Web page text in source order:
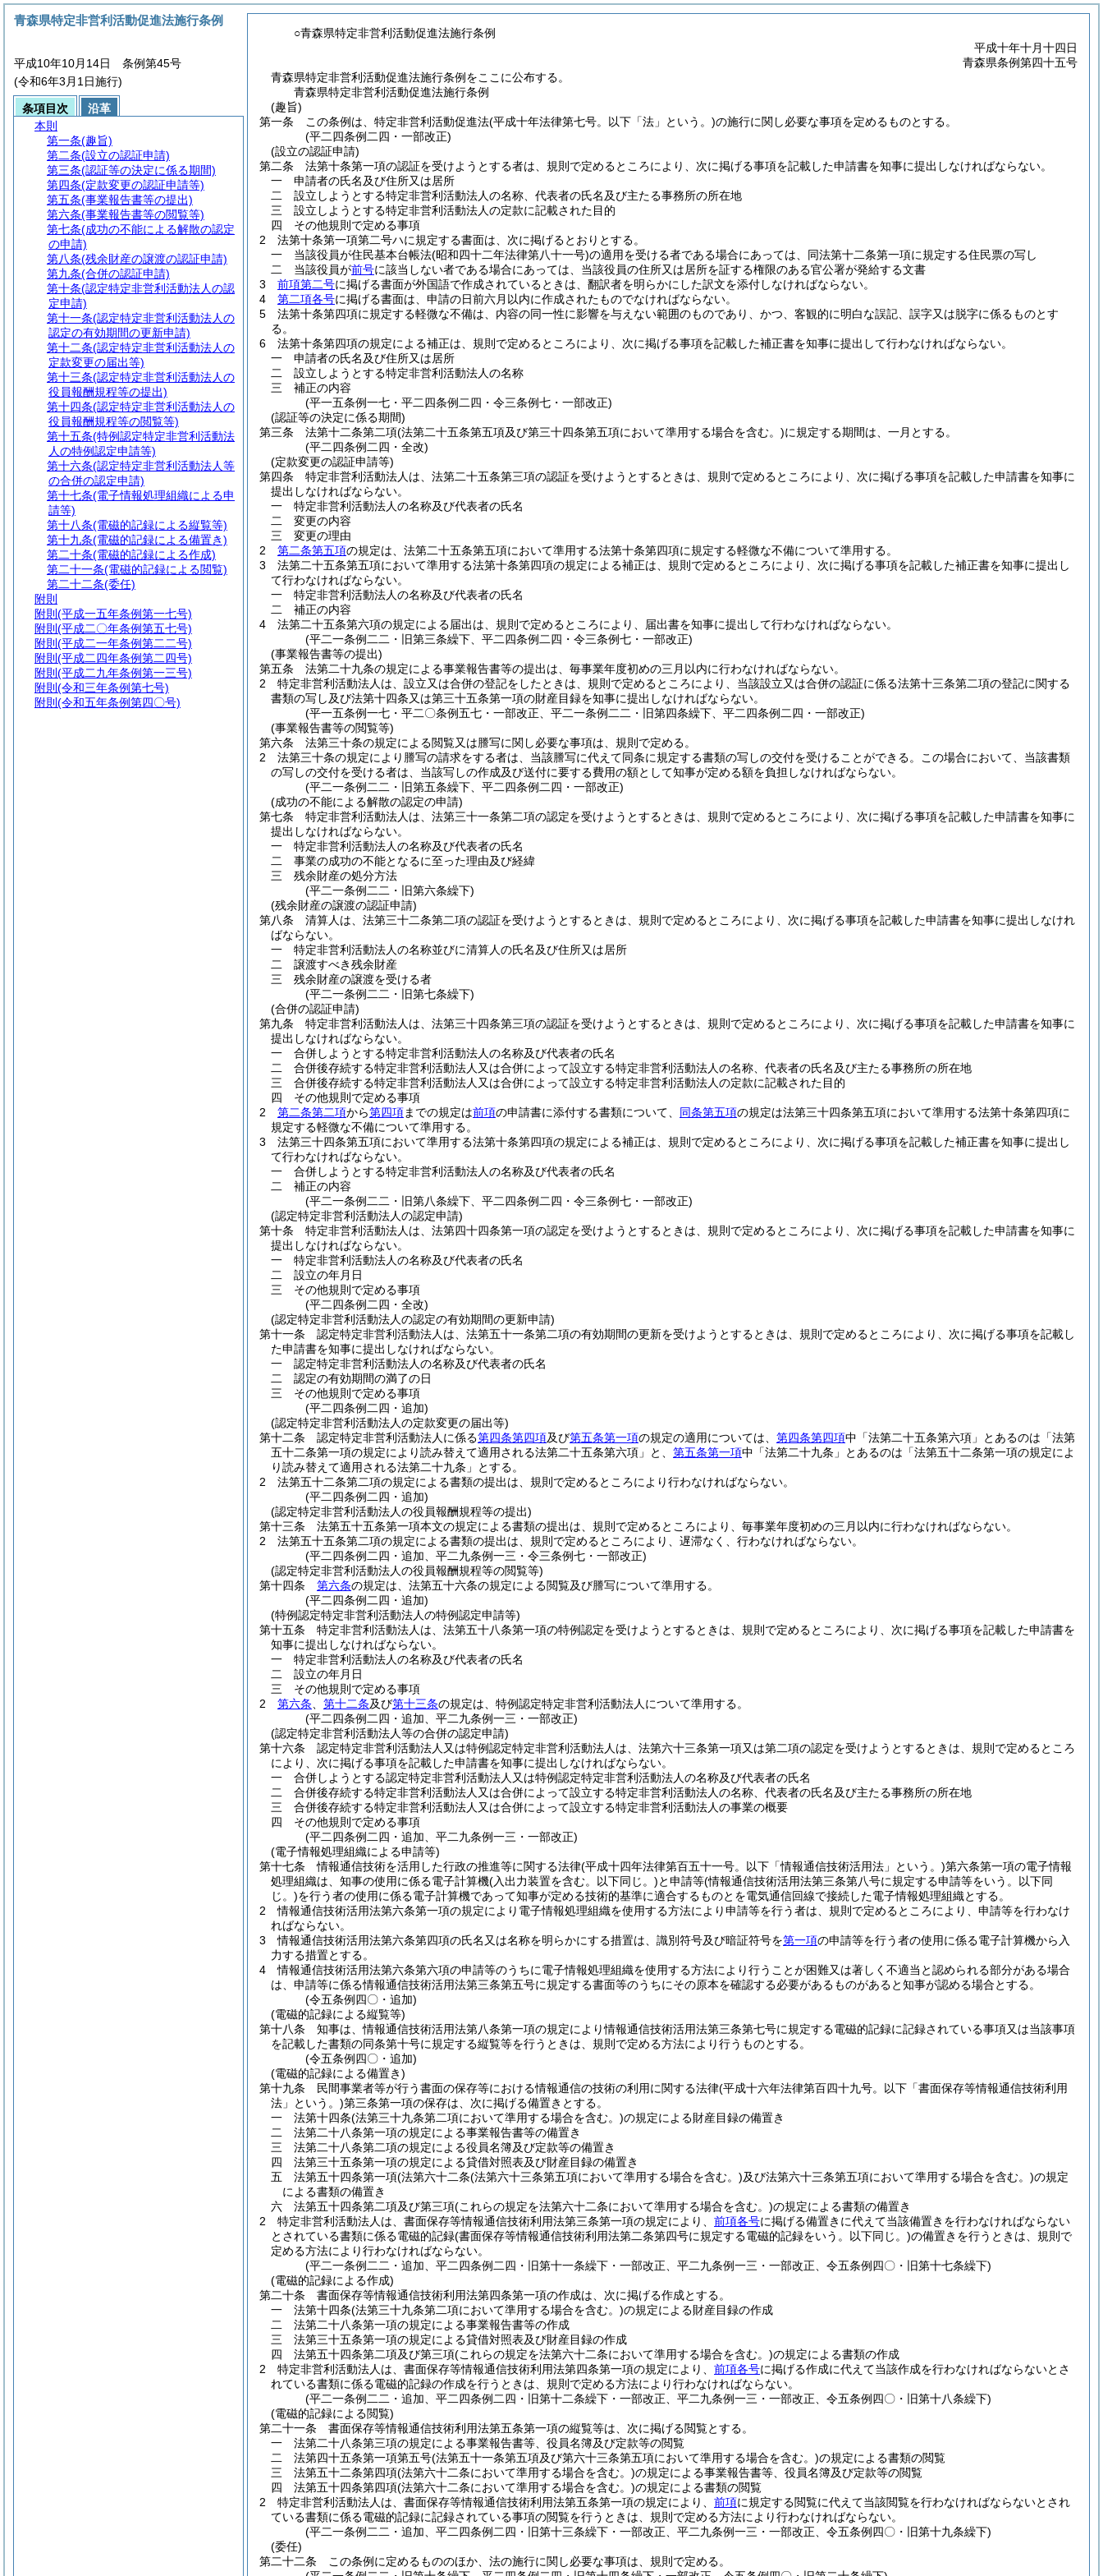
○青森県特定非営利活動促進法施行条例
平成十年十月十四日
青森県条例第四十五号
青森県特定非営利活動促進法施行条例をここに公布する。
青森県特定非営利活動促進法施行条例
(趣旨)
第一条
この条例は、特定非営利活動促進法(平成十年法律第七号。以下「法」という。)の施行に関し必要な事項を定めるものとする。
(平二四条例二四・一部改正)
(設立の認証申請)
第二条
法第十条第一項の認証を受けようとする者は、規則で定めるところにより、次に掲げる事項を記載した申請書を知事に提出しなければならない。
一
申請者の氏名及び住所又は居所
二
設立しようとする特定非営利活動法人の名称、代表者の氏名及び主たる事務所の所在地
三
設立しようとする特定非営利活動法人の定款に記載された目的
四
その他規則で定める事項
2
法第十条第一項第二号ハに規定する書面は、次に掲げるとおりとする。
一
当該役員が住民基本台帳法(昭和四十二年法律第八十一号)の適用を受ける者である場合にあっては、同法第十二条第一項に規定する住民票の写し
二
当該役員が前号に該当しない者である場合にあっては、当該役員の住所又は居所を証する権限のある官公署が発給する文書
3
前項第二号に掲げる書面が外国語で作成されているときは、翻訳者を明らかにした訳文を添付しなければならない。
4
第二項各号に掲げる書面は、申請の日前六月以内に作成されたものでなければならない。
5
法第十条第四項に規定する軽微な不備は、内容の同一性に影響を与えない範囲のものであり、かつ、客観的に明白な誤記、誤字又は脱字に係るものとす
る。
6
法第十条第四項の規定による補正は、規則で定めるところにより、次に掲げる事項を記載した補正書を知事に提出して行わなければならない。
一
申請者の氏名及び住所又は居所
二
設立しようとする特定非営利活動法人の名称
三
補正の内容
(平一五条例一七・平二四条例二四・令三条例七・一部改正)
(認証等の決定に係る期間)
第三条
法第十二条第二項(法第二十五条第五項及び第三十四条第五項において準用する場合を含む。)に規定する期間は、一月とする。
(平二四条例二四・全改)
(定款変更の認証申請等)
第四条
特定非営利活動法人は、法第二十五条第三項の認証を受けようとするときは、規則で定めるところにより、次に掲げる事項を記載した申請書を知事に
提出しなければならない。
一
特定非営利活動法人の名称及び代表者の氏名
二
変更の内容
三
変更の理由
2
第二条第五項の規定は、法第二十五条第五項において準用する法第十条第四項に規定する軽微な不備について準用する。
3
法第二十五条第五項において準用する法第十条第四項の規定による補正は、規則で定めるところにより、次に掲げる事項を記載した補正書を知事に提出し
て行わなければならない。
一
特定非営利活動法人の名称及び代表者の氏名
二
補正の内容
4
法第二十五条第六項の規定による届出は、規則で定めるところにより、届出書を知事に提出して行わなければならない。
(平二一条例二二・旧第三条繰下、平二四条例二四・令三条例七・一部改正)
(事業報告書等の提出)
第五条
法第二十九条の規定による事業報告書等の提出は、毎事業年度初めの三月以内に行わなければならない。
2
特定非営利活動法人は、設立又は合併の登記をしたときは、規則で定めるところにより、当該設立又は合併の認証に係る法第十三条第二項の登記に関する
書類の写し及び法第十四条又は第三十五条第一項の財産目録を知事に提出しなければならない。
(平一五条例一七・平二〇条例五七・一部改正、平二一条例二二・旧第四条繰下、平二四条例二四・一部改正)
(事業報告書等の閲覧等)
第六条
法第三十条の規定による閲覧又は謄写に関し必要な事項は、規則で定める。
2
法第三十条の規定により謄写の請求をする者は、当該謄写に代えて同条に規定する書類の写しの交付を受けることができる。
この場合において、当該書類
の写しの交付を受ける者は、当該写しの作成及び送付に要する費用の額として知事が定める額を負担しなければならない。
(平二一条例二二・旧第五条繰下、平二四条例二四・一部改正)
(成功の不能による解散の認定の申請)
第七条
特定非営利活動法人は、法第三十一条第二項の認定を受けようとするときは、規則で定めるところにより、次に掲げる事項を記載した申請書を知事に
提出しなければならない。
一
特定非営利活動法人の名称及び代表者の氏名
二
事業の成功の不能となるに至った理由及び経緯
三
残余財産の処分方法
(平二一条例二二・旧第六条繰下)
(残余財産の譲渡の認証申請)
第八条
清算人は、法第三十二条第二項の認証を受けようとするときは、規則で定めるところにより、次に掲げる事項を記載した申請書を知事に提出しなけれ
ばならない。
一
特定非営利活動法人の名称並びに清算人の氏名及び住所又は居所
二
譲渡すべき残余財産
三
残余財産の譲渡を受ける者
(平二一条例二二・旧第七条繰下)
(合併の認証申請)
第九条
特定非営利活動法人は、法第三十四条第三項の認証を受けようとするときは、規則で定めるところにより、次に掲げる事項を記載した申請書を知事に
提出しなければならない。
一
合併しようとする特定非営利活動法人の名称及び代表者の氏名
二
合併後存続する特定非営利活動法人又は合併によって設立する特定非営利活動法人の名称、代表者の氏名及び主たる事務所の所在地
三
合併後存続する特定非営利活動法人又は合併によって設立する特定非営利活動法人の定款に記載された目的
四
その他規則で定める事項
2
第二条第二項から第四項までの規定は前項の申請書に添付する書類について、 同条第五項の規定は法第三十四条第五項において準用する法第十条第四項に
規定する軽微な不備について準用する。
3
法第三十四条第五項において準用する法第十条第四項の規定による補正は、規則で定めるところにより、次に掲げる事項を記載した補正書を知事に提出し
て行わなければならない。
一
合併しようとする特定非営利活動法人の名称及び代表者の氏名
二
補正の内容
(平二一条例二二・旧第八条繰下、平二四条例二四・令三条例七・一部改正)
(認定特定非営利活動法人の認定申請)
第十条
特定非営利活動法人は、法第四十四条第一項の認定を受けようとするときは、規則で定めるところにより、次に掲げる事項を記載した申請書を知事に
提出しなければならない。
一
特定非営利活動法人の名称及び代表者の氏名
二
設立の年月日
三
その他規則で定める事項
(平二四条例二四・全改)
(認定特定非営利活動法人の認定の有効期間の更新申請)
第十一条
認定特定非営利活動法人は、法第五十一条第二項の有効期間の更新を受けようとするときは、規則で定めるところにより、次に掲げる事項を記載し
た申請書を知事に提出しなければならない。
一
認定特定非営利活動法人の名称及び代表者の氏名
二
認定の有効期間の満了の日
三
その他規則で定める事項
(平二四条例二四・追加)
(認定特定非営利活動法人の定款変更の届出等)
第十二条
認定特定非営利活動法人に係る第四条第四項及び第五条第一項の規定の適用については、 第四条第四項中「法第二十五条第六項」とあるのは「法第
五十二条第一項の規定により読み替えて適用される法第二十五条第六項」と、 第五条第一項中「法第二十九条」とあるのは「法第五十二条第一項の規定によ
り読み替えて適用される法第二十九条」とする。
2
法第五十二条第二項の規定による書類の提出は、規則で定めるところにより行わなければならない。
(平二四条例二四・追加)
(認定特定非営利活動法人の役員報酬規程等の提出)
第十三条
法第五十五条第一項本文の規定による書類の提出は、規則で定めるところにより、毎事業年度初めの三月以内に行わなければならない。
2
法第五十五条第二項の規定による書類の提出は、規則で定めるところにより、遅滞なく、行わなければならない。
(平二四条例二四・追加、平二九条例一三・令三条例七・一部改正)
(認定特定非営利活動法人の役員報酬規程等の閲覧等)
第十四条
第六条の規定は、法第五十六条の規定による閲覧及び謄写について準用する。
(平二四条例二四・追加)
(特例認定特定非営利活動法人の特例認定申請等)
第十五条
特定非営利活動法人は、法第五十八条第一項の特例認定を受けようとするときは、規則で定めるところにより、次に掲げる事項を記載した申請書を
知事に提出しなければならない。
一
特定非営利活動法人の名称及び代表者の氏名
二
設立の年月日
三
その他規則で定める事項
2
第六条 第十二条及び第十三条の規定は、特例認定特定非営利活動法人について準用する。
(平二四条例二四・追加、平二九条例一三・一部改正)
(認定特定非営利活動法人等の合併の認定申請)
第十六条
認定特定非営利活動法人又は特例認定特定非営利活動法人は、法第六十三条第一項又は第二項の認定を受けようとするときは、規則で定めるところ
により、次に掲げる事項を記載した申請書を知事に提出しなければならない。
一
合併しようとする認定特定非営利活動法人又は特例認定特定非営利活動法人の名称及び代表者の氏名
二
合併後存続する特定非営利活動法人又は合併によって設立する特定非営利活動法人の名称、代表者の氏名及び主たる事務所の所在地
三
合併後存続する特定非営利活動法人又は合併によって設立する特定非営利活動法人の事業の概要
四
その他規則で定める事項
(平二四条例二四・追加、平二九条例一三・一部改正)
(電子情報処理組織による申請等)
第十七条
情報通信技術を活用した行政の推進等に関する法律(平成十四年法律第百五十一号。以下「情報通信技術活用法」という。)第六条第一項の電子情報
処理組織は、知事の使用に係る電子計算機(入出力装置を含む。以下同じ。)と申請等(情報通信技術活用法第三条第八号に規定する申請等をいう。以下同
じ。)を行う者の使用に係る電子計算機であって知事が定める技術的基準に適合するものとを電気通信回線で接続した電子情報処理組織とする。
2
情報通信技術活用法第六条第一項の規定により電子情報処理組織を使用する方法により申請等を行う者は、規則で定めるところにより、申請等を行わなけ
ればならない。
3
情報通信技術活用法第六条第四項の氏名又は名称を明らかにする措置は、識別符号及び暗証符号を第一項の申請等を行う者の使用に係る電子計算機から入
力する措置とする。
4
情報通信技術活用法第六条第六項の申請等のうちに電子情報処理組織を使用する方法により行うことが困難又は著しく不適当と認められる部分がある場合
は、申請等に係る情報通信技術活用法第三条第五号に規定する書面等のうちにその原本を確認する必要があるものがあると知事が認める場合とする。
(令五条例四〇・追加)
(電磁的記録による縦覧等)
第十八条
知事は、情報通信技術活用法第八条第一項の規定により情報通信技術活用法第三条第七号に規定する電磁的記録に記録されている事項又は当該事項
を記載した書類の同条第十号に規定する縦覧等を行うときは、規則で定める方法により行うものとする。
(令五条例四〇・追加)
(電磁的記録による備置き)
第十九条
民間事業者等が行う書面の保存等における情報通信の技術の利用に関する法律(平成十六年法律第百四十九号。以下「書面保存等情報通信技術利用
法」という。)第三条第一項の保存は、次に掲げる備置きとする。
一
法第十四条(法第三十九条第二項において準用する場合を含む。)の規定による財産目録の備置き
二
法第二十八条第一項の規定による事業報告書等の備置き
三
法第二十八条第二項の規定による役員名簿及び定款等の備置き
四
法第三十五条第一項の規定による貸借対照表及び財産目録の備置き
五
法第五十四条第一項(法第六十二条(法第六十三条第五項において準用する場合を含む。)及び法第六十三条第五項において準用する場合を含む。)の規定
による書類の備置き
六
法第五十四条第二項及び第三項(これらの規定を法第六十二条において準用する場合を含む。)の規定による書類の備置き
2
特定非営利活動法人は、書面保存等情報通信技術利用法第三条第一項の規定により、 前項各号に掲げる備置きに代えて当該備置きを行わなければならない
とされている書類に係る電磁的記録(書面保存等情報通信技術利用法第二条第四号に規定する電磁的記録をいう。以下同じ。)の備置きを行うときは、規則で
定める方法により行わなければならない。
(平二一条例二二・追加、平二四条例二四・旧第十一条繰下・一部改正、平二九条例一三・一部改正、令五条例四〇・旧第十七条繰下)
(電磁的記録による作成)
第二十条
書面保存等情報通信技術利用法第四条第一項の作成は、次に掲げる作成とする。
一
法第十四条(法第三十九条第二項において準用する場合を含む。)の規定による財産目録の作成
二
法第二十八条第一項の規定による事業報告書等の作成
三
法第三十五条第一項の規定による貸借対照表及び財産目録の作成
四
法第五十四条第二項及び第三項(これらの規定を法第六十二条において準用する場合を含む。)の規定による書類の作成
2
特定非営利活動法人は、書面保存等情報通信技術利用法第四条第一項の規定により、 前項各号に掲げる作成に代えて当該作成を行わなければならないとさ
れている書類に係る電磁的記録の作成を行うときは、規則で定める方法により行わなければならない。
(平二一条例二二・追加、平二四条例二四・旧第十二条繰下・一部改正、平二九条例一三・一部改正、令五条例四〇・旧第十八条繰下)
(電磁的記録による閲覧)
第二十一条
書面保存等情報通信技術利用法第五条第一項の縦覧等は、次に掲げる閲覧とする。
一
法第二十八条第三項の規定による事業報告書等、役員名簿及び定款等の閲覧
二
法第四十五条第一項第五号(法第五十一条第五項及び第六十三条第五項において準用する場合を含む。)の規定による書類の閲覧
三
法第五十二条第四項(法第六十二条において準用する場合を含む。)の規定による事業報告書等、役員名簿及び定款等の閲覧
四
法第五十四条第四項(法第六十二条において準用する場合を含む。)の規定による書類の閲覧
2
特定非営利活動法人は、書面保存等情報通信技術利用法第五条第一項の規定により、 前項に規定する閲覧に代えて当該閲覧を行わなければならないとされ
ている書類に係る電磁的記録に記録されている事項の閲覧を行うときは、規則で定める方法により行わなければならない。
(平二一条例二二・追加、平二四条例二四・旧第十三条繰下・一部改正、平二九条例一三・一部改正、令五条例四〇・旧第十九条繰下)
(委任)
第二十二条
この条例に定めるもののほか、法の施行に関し必要な事項は、規則で定める。
青森県特定非営利活動促進法施行条例
平成10年10月14日 条例第45号
(令和6年3月1日施行)
条項目次
沿革
本則
第一条(趣旨)
第二条(設立の認証申請)
第三条(認証等の決定に係る期間)
第四条(定款変更の認証申請等)
第五条(事業報告書等の提出)
第六条(事業報告書等の閲覧等)
第七条(成功の不能による解散の認定
の申請)
第八条(残余財産の譲渡の認証申請)
第九条(合併の認証申請)
第十条(認定特定非営利活動法人の認
定申請)
第十一条(認定特定非営利活動法人の
認定の有効期間の更新申請)
第十二条(認定特定非営利活動法人の
定款変更の届出等)
第十三条(認定特定非営利活動法人の
役員報酬規程等の提出)
第十四条(認定特定非営利活動法人の
役員報酬規程等の閲覧等)
第十五条(特例認定特定非営利活動法
人の特例認定申請等)
第十六条(認定特定非営利活動法人等
の合併の認定申請)
第十七条(電子情報処理組織による申
請等)
第十八条(電磁的記録による縦覧等)
第十九条(電磁的記録による備置き)
第二十条(電磁的記録による作成)
第二十一条(電磁的記録による閲覧)
第二十二条(委任)
附則
附則 (平成一五年条例第一七号)
附則 (平成二〇年条例第五七号)
附則 (平成二一年条例第二二号)
附則 (平成二四年条例第二四号)
附則 (平成二九年条例第一三号)
附則 (令和三年条例第七号)
附則 (令和五年条例第四〇号)